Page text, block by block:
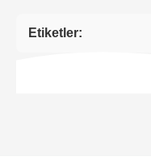
Etiketler: